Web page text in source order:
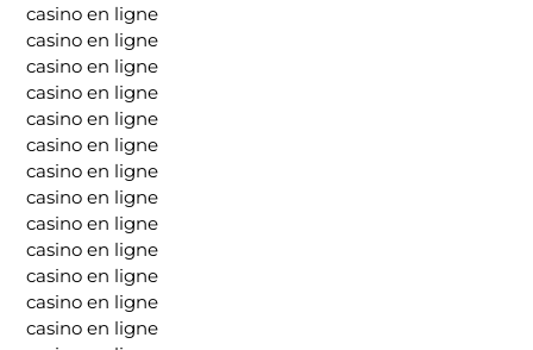
casino en ligne
casino en ligne
casino en ligne
casino en ligne
casino en ligne
casino en ligne
casino en ligne
casino en ligne
casino en ligne
casino en ligne
casino en ligne
casino en ligne
casino en ligne